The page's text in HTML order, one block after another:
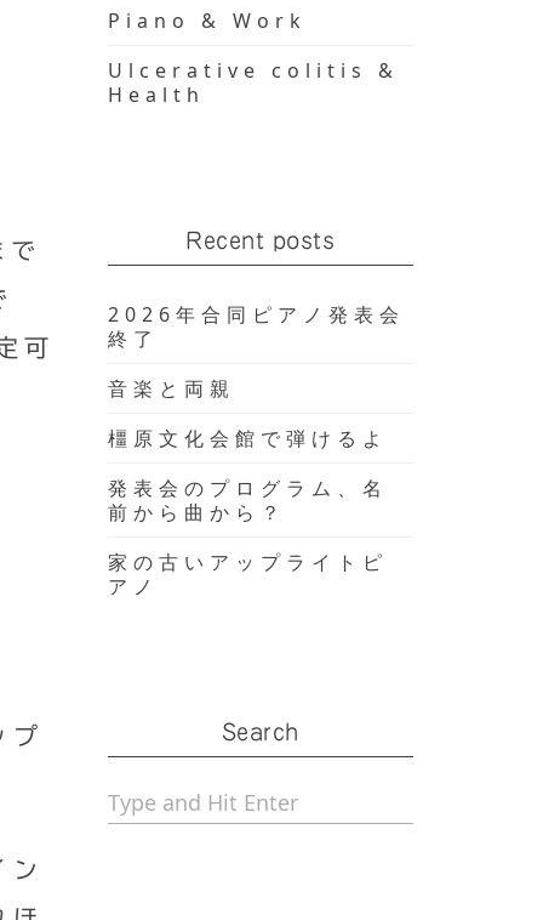
可
プ
ン
Piano & Work
Ulcerative colitis &
Health
Recent posts
2026年合同ピアノ発表会
終了
音楽と両親
橿原文化会館で弾けるよ
発表会のプログラム、名
前から曲から？
家の古いアップライトピ
アノ
Search